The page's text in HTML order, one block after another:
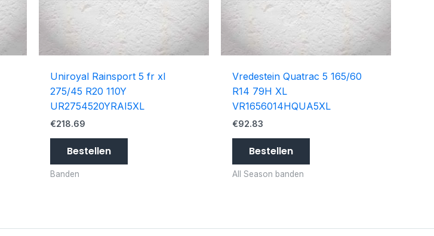
Uniroyal Rainsport 5 fr xl
275/45 R20 110Y
UR2754520YRAI5XL
€218.69
Bestellen
Banden
Vredestein Quatrac 5 165/60
R14 79H XL
VR1656014HQUA5XL
€92.83
Bestellen
All Season banden